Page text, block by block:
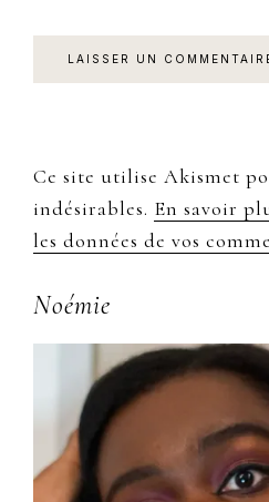
Ce site utilise Akismet
indésirables. En savoir
les données de vos
Primary
Sidebar
Noémie